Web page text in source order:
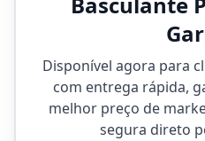
Disponível agora para
com entrega rápida,
melhor preço de
segura direto